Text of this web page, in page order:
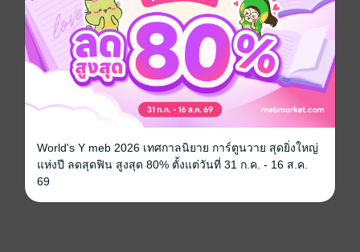
World's Y meb 2026 เทศกาลนิยาย การ์ตูนวาย สุดยิ่งใหญ่
แห่งปี ลดสุดฟิน สูงสุด 80% ตั้งแต่วันที่ 31 ก.ค. - 16 ส.ค.
69